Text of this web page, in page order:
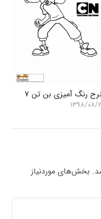
رنگ آمیزی بن تن ۷
۰۸/۲۴
بخش‌های موردنیاز